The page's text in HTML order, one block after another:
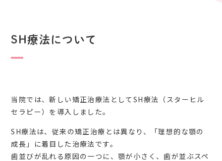
SH療法について
当院では、新しい矯正治療法としてSH療法（スターヒル
セラピー）を導入しました。
SH療法は、従来の矯正治療とは異なり、「理想的な顎の
成長」に着目した治療法です。
歯並びが乱れる原因の一つに、顎が小さく、歯が並ぶスペ